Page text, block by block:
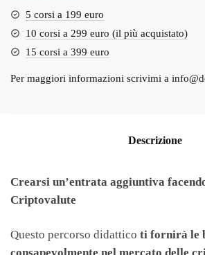
5 corsi a 199 euro
10 corsi a 299 euro (il più acquistato)
15 corsi a 399 euro
Per maggiori informazioni scrivimi a
Descrizione
Crearsi un’entrata aggiuntiva
Criptovalute
Questo percorso didattico ti fornirà le